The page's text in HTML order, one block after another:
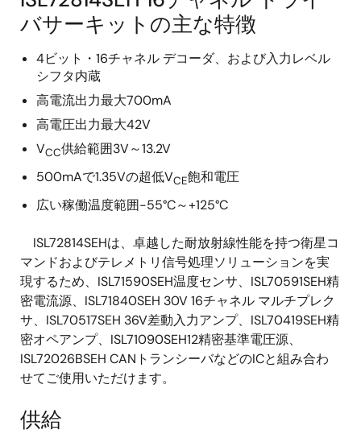
バサーキットの主な特徴
4ビット・16チャネル デコーダ、および入力レベル
シフタ内蔵
高電流出力最大700mA
高電圧出力最大42V
VCC供給範囲3V～13.2V
500mAで1.35Vの超低VCE飽和電圧
広い稼働温度範囲-55°C～+125°C
ISL72814SEHは、卓越した耐放射線性能を持つ衛星コ
マンドおよびテレメトリ信号処理ソリューションを実
現するため、ISL71590SEH温度センサ、ISL70591SEH精
密電流源、ISL71840SEH 30V 16チャネル マルチプレク
サ、ISL70517SEH 36V差動入力アンプ、ISL70419SEH精
密オペアンプ、ISL71090SEH12精密基準電圧源、
ISL72026BSEH CANトランシーバなどのICと組み合わ
せてご使用いただけます。
供給